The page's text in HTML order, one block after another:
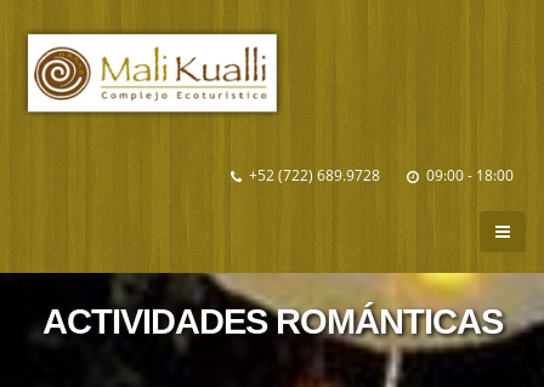
+52 (722) 689.9728 09:00 - 18:00
ACTIVIDADES ROMÁNTICAS